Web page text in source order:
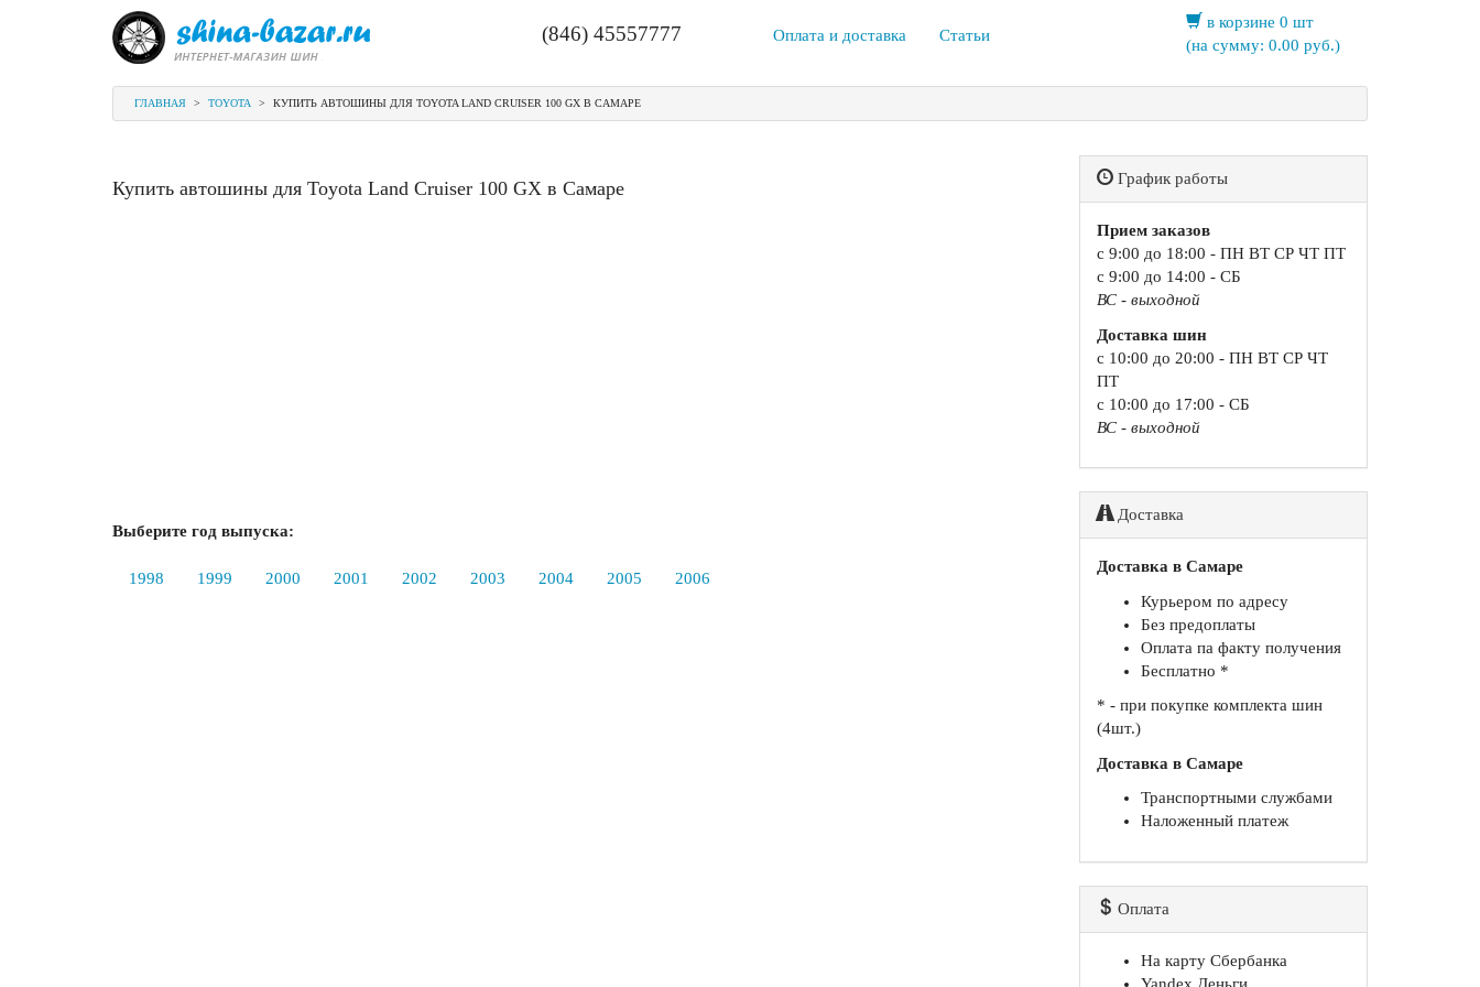
(846) 45557777 Оплата и доставка Статьи
в корзине 0 шт
(на сумму: 0.00 руб.)
ГЛАВНАЯ > TOYOTA > КУПИТЬ АВТОШИНЫ ДЛЯ TOYOTA LAND CRUISER 100 GX В САМАРЕ
Купить автошины для Toyota Land Cruiser 100 GX в Самаре
Выберите год выпуска:
1998 1999 2000 2001 2002 2003 2004 2005 2006
График работы
Прием заказов
с 9:00 до 18:00 - ПН ВТ СР ЧТ ПТ
с 9:00 до 14:00 - СБ
ВС - выходной
Доставка шин
с 10:00 до 20:00 - ПН ВТ СР ЧТ
ПТ
с 10:00 до 17:00 - СБ
ВС - выходной
Доставка
Доставка в Самаре
Курьером по адресу
Без предоплаты
Оплата па факту получения
Бесплатно *
* - при покупке комплекта шин
(4шт.)
Доставка в Самаре
Транспортными службами
Наложенный платеж
Оплата
На карту Сбербанка
Yandex Деньги